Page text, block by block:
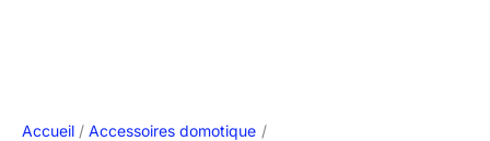
Accueil
Accessoires domotique